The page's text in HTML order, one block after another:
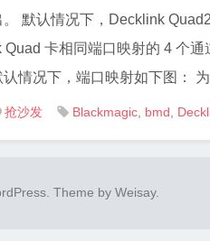
有与之前的
Quad 卡相同端口映射的 4 个
输出
抢沙发  Blackmagic bmd
. Theme by Weisay.